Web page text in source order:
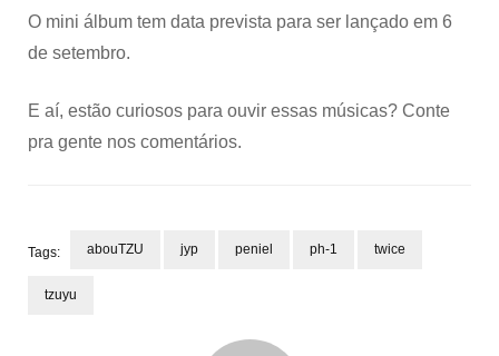
O mini álbum tem data prevista para ser lançado em 6
de setembro.
E aí, estão curiosos para ouvir essas músicas? Conte
pra gente nos comentários.
Tags: abouTZU jyp peniel ph-1 twice
tzuyu